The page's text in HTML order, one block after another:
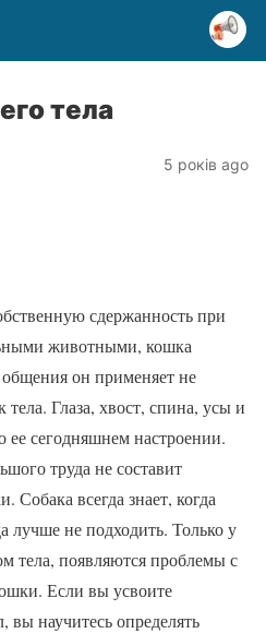
тела
5 років ago
сдержанность при
животными, кошка
он применяет не
тела. Глаза, хвост, спина, усы и
сегодняшнем настроении.
труда не составит
Собака всегда знает, когда
лучше не подходить. Только у
тела, появляются проблемы с
Если вы усвоите
вы научитесь определять